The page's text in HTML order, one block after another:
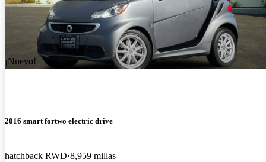
¡Nuevo!
2016 smart fortwo electric drive
hatchback RWD 8,959 millas